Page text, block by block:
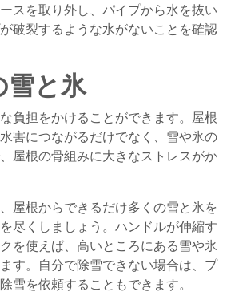
スを取り外し、パイプから水を抜い
破裂するような水がないことを確認
雪と氷
負担をかけることができます。屋根
害につながるだけでなく、雪や氷の
屋根の骨組みに大きなストレスがか
屋根からできるだけ多くの雪と氷を
尽くしましょう。ハンドルが伸縮す
を使えば、高いところにある雪や氷
す。自分で除雪できない場合は、プ
雪を依頼することもできます。